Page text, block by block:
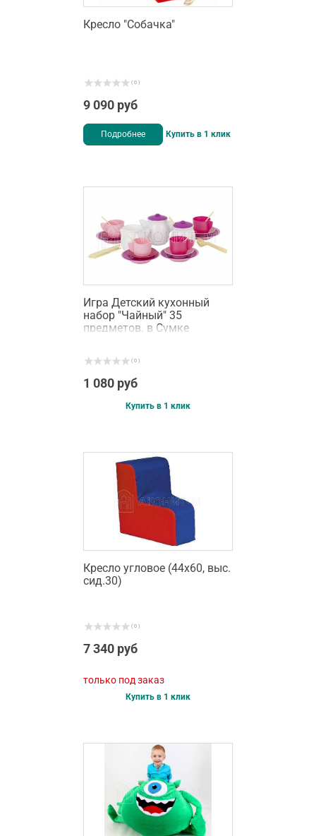
Кресло "Собачка"
( 0 )
9 090 руб
Подробнее Купить в 1 клик
Игра Детский кухонный
набор "Чайный" 35
предметов. в Сумке
( 0 )
1 080 руб
Купить в 1 клик
Кресло угловое (44х60, выс.
сид.30)
( 0 )
7 340 руб
только под заказ
Купить в 1 клик